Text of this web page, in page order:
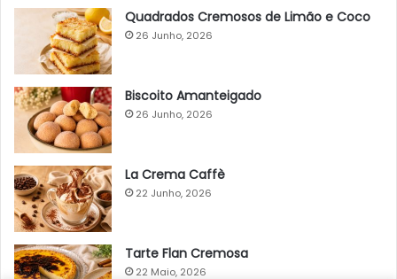
Quadrados Cremosos de Limão e Coco
26 Junho, 2026
Biscoito Amanteigado
26 Junho, 2026
La Crema Caffè
22 Junho, 2026
Tarte Flan Cremosa
22 Maio, 2026